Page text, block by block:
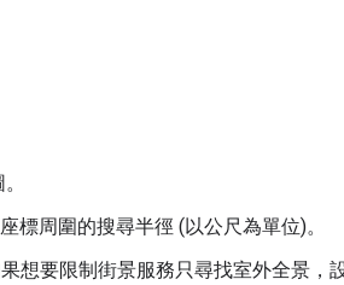
標周圍的搜尋半徑 (以公尺為單位)。
想要限制街景服務只尋找室外全景，